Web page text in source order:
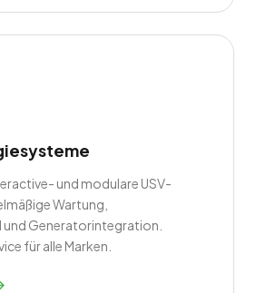
und modulare USV-
Wartung,
Generatorintegration.
für alle Marken.